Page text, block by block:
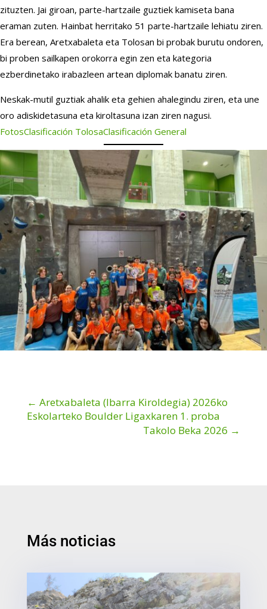
zituzten. Jai giroan, parte-hartzaile guztiek kamiseta bana
eraman zuten. Hainbat herritako 51 parte-hartzaile lehiatu ziren.
Era berean, Aretxabaleta eta Tolosan bi probak burutu ondoren,
bi proben sailkapen orokorra egin zen eta kategoria
ezberdinetako irabazleen artean diplomak banatu ziren.
Neskak-mutil guztiak ahalik eta gehien ahalegindu ziren, eta une
oro adiskidetasuna eta kiroltasuna izan ziren nagusi.
FotosClasificación TolosaClasificación General
← Aretxabaleta (Ibarra Kiroldegia) 2026ko
Eskolarteko Boulder Ligaxkaren 1. proba
Takolo Beka 2026 →
Más noticias